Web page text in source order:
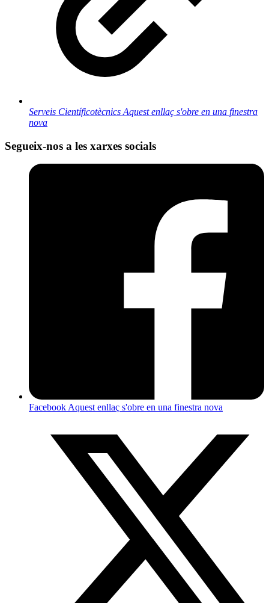
Serveis Científicotècnics Aquest enllaç s'obre en una finestra
nova
Segueix-nos a les xarxes socials
Facebook Aquest enllaç s'obre en una finestra nova